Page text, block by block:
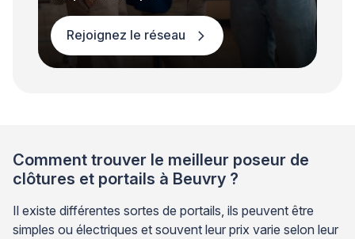
Rejoignez le réseau
Comment trouver le meilleur poseur de
clôtures et portails à Beuvry ?
Il existe différentes sortes de portails, ils peuvent être
simples ou électriques et souvent leur prix varie selon leur